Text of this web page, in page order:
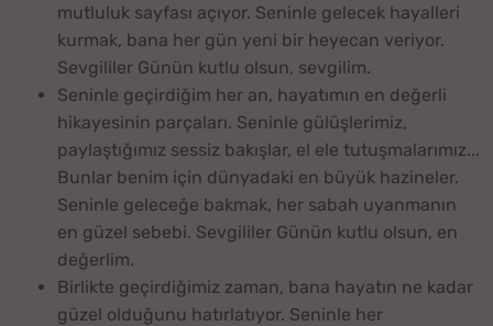
mutluluk sayfası açıyor. Seninle gelecek hayalleri
kurmak, bana her gün yeni bir heyecan veriyor.
Sevgililer Günün kutlu olsun, sevgilim.
Seninle geçirdiğim her an, hayatımın en değerli
hikayesinin parçaları. Seninle gülüşlerimiz,
paylaştığımız sessiz bakışlar, el ele tutuşmalarımız...
Bunlar benim için dünyadaki en büyük hazineler.
Seninle geleceğe bakmak, her sabah uyanmanın
en güzel sebebi. Sevgililer Günün kutlu olsun, en
değerlim.
Birlikte geçirdiğimiz zaman, bana hayatın ne kadar
güzel olduğunu hatırlatıyor. Seninle her